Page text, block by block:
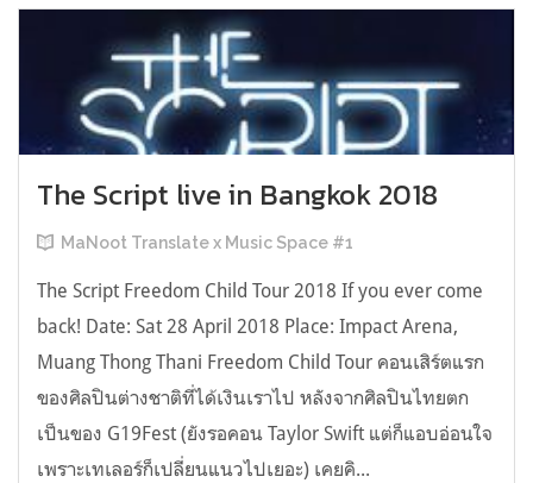
The Script live in Bangkok 2018
MaNoot Translate x Music Space #1
The Script Freedom Child Tour 2018 If you ever come
back! Date: Sat 28 April 2018 Place: Impact Arena,
Muang Thong Thani Freedom Child Tour คอนเสิร์ตแรก
ของศิลปินต่างชาติที่ได้เงินเราไป หลังจากศิลปินไทยตก
เป็นของ G19Fest (ยังรอคอน Taylor Swift แต่ก็แอบอ่อนใจ
เพราะเทเลอร์ก็เปลี่ยนแนวไปเยอะ) เคยคิ...